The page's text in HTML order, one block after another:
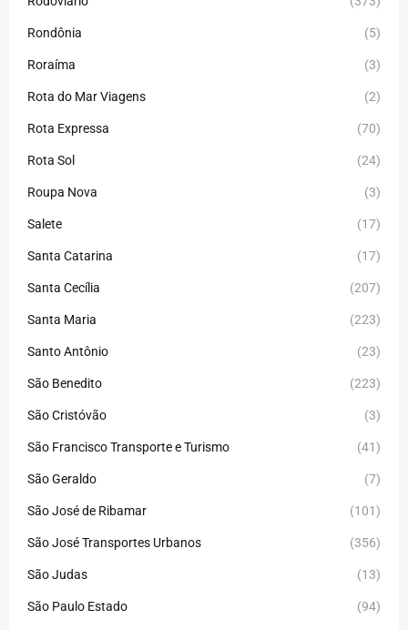
Rondônia (5)
Roraíma (3)
Rota do Mar Viagens (2)
Rota Expressa (70)
Rota Sol (24)
Roupa Nova (3)
Salete (17)
Santa Catarina (17)
Santa Cecília (207)
Santa Maria (223)
Santo Antônio (23)
São Benedito (223)
São Cristóvão (3)
São Francisco Transporte e Turismo (41)
São Geraldo (7)
São José de Ribamar (101)
São José Transportes Urbanos (356)
São Judas (13)
São Paulo Estado (94)